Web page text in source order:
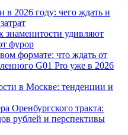
2026 году: чего ждать и
знаменитости удивляют
фурор
формате: что ждать от
G01 Pro уже в 2026
в Москве: тенденции и
Оренбургского тракта:
рублей и перспективы